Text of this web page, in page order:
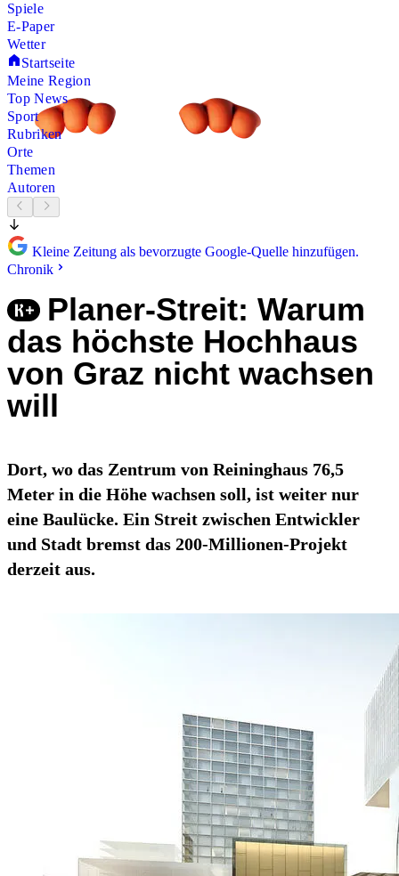
Spiele
E-Paper
Wetter
Startseite
Meine Region
Top News
Sport
Rubriken
Orte
Themen
Autoren
Kleine Zeitung als bevorzugte Google-Quelle hinzufügen.
Chronik
Planer-Streit: Warum
das höchste Hochhaus
von Graz nicht wachsen
will
Dort, wo das Zentrum von Reininghaus 76,5
Meter in die Höhe wachsen soll, ist weiter nur
eine Baulücke. Ein Streit zwischen Entwickler
und Stadt bremst das 200-Millionen-Projekt
derzeit aus.